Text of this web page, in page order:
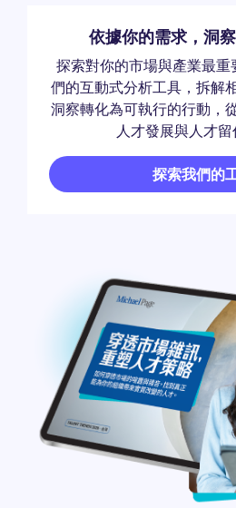
依據你的需求，洞
探索對你的市場與產業最
們的互動式分析工具，拆解
洞察轉化為可執行的行動，
人才發展與人才留
探索我們的